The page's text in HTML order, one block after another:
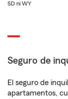
SD ni WY
Seguro de
El seguro de
apartamentos,